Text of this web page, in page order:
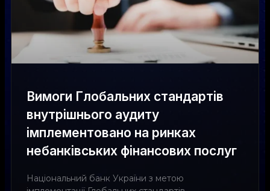
Вимоги Глобальних стандартів
внутрішнього аудиту
імплементовано на ринках
небанківських фінансових послуг
Національний банк України з метою